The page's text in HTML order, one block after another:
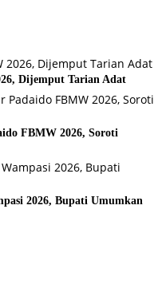
Dijemput Tarian Adat
FBMW 2026, Soroti
2026, Bupati Umumkan